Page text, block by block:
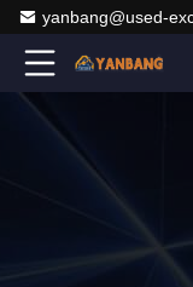
yanbang@used-